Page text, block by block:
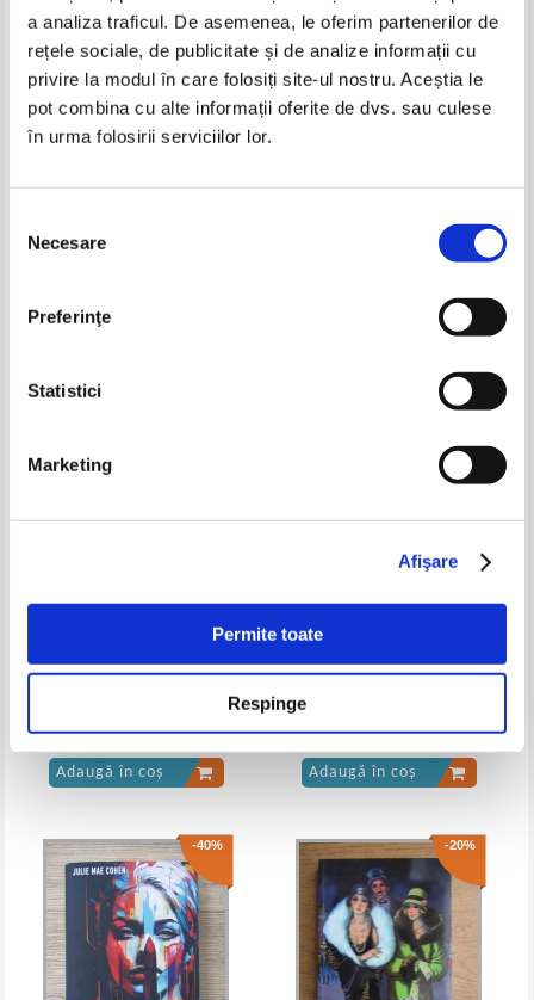
a analiza traficul. De asemenea, le oferim partenerilor de
rețele sociale, de publicitate și de analize informații cu
privire la modul în care folosiți site-ul nostru. Aceștia le
pot combina cu alte informații oferite de dvs. sau culese
în urma folosirii serviciilor lor.
consimțământului
Necesare
Preferinţe
Statistici
Marketing
Afişare
Permite toate
Respinge
Incredibila si trista poveste a
si trista poveste a Candidei Erendira
candidei Erendira si a bunicii sale
Gabriel Garcia Marquez -
candidei Erendira si a bunicii sale
Gabriel Garcia Marquez -
Incredibila si trista poveste a
franceza (volumul 1)
-20%
Dan Caragea - Antologia poeziei
Adaugă în coș
-30%
Zaharia Stancu - Talmaciri din
Adaugă în coș
-40% -20%